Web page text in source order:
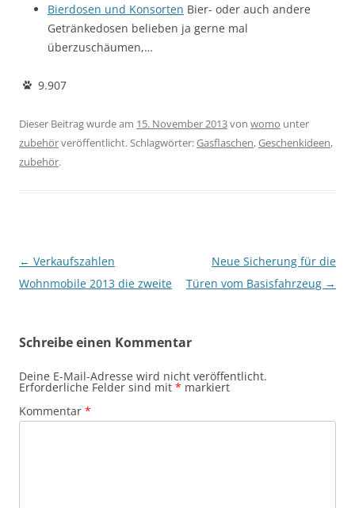
Bierdosen und Konsorten Bier- oder auch andere
Getränkedosen belieben ja gerne mal
überzuschäumen,…
9.907
Dieser Beitrag wurde am 15. November 2013von womo unter
zubehörveröffentlicht. Schlagwörter:Gasflaschen,Geschenkideen,
zubehör.
Beitragsnavigation
← Verkaufszahlen
Wohnmobile 2013 die zweite
Neue Sicherung für die
Türen vom Basisfahrzeug →
Schreibe einen Kommentar
Deine E-Mail-Adresse wird nicht veröffentlicht.
Erforderliche Felder sind mit * markiert
Kommentar *